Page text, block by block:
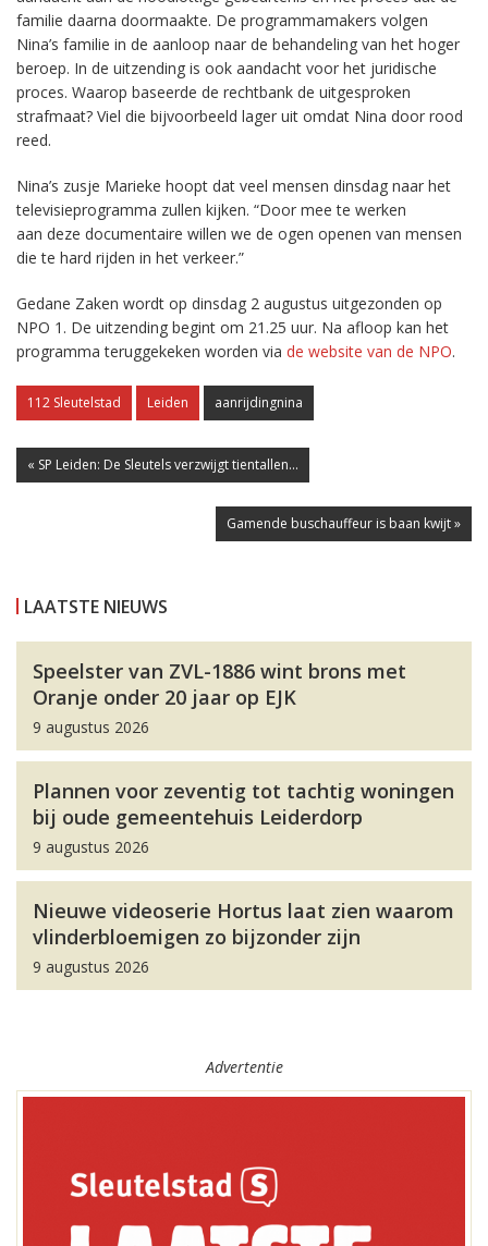
familie daarna doormaakte. De programmamakers volgen
Nina’s familie in de aanloop naar de behandeling van het hoger
beroep. In de uitzending is ook aandacht voor het juridische
proces. Waarop baseerde de rechtbank de uitgesproken
strafmaat? Viel die bijvoorbeeld lager uit omdat Nina door rood
reed.
Nina’s zusje Marieke hoopt dat veel mensen dinsdag naar het
televisieprogramma zullen kijken. “Door mee te werken
aan deze documentaire willen we de ogen openen van mensen
die te hard rijden in het verkeer.”
Gedane Zaken wordt op dinsdag 2 augustus uitgezonden op
NPO 1. De uitzending begint om 21.25 uur. Na afloop kan het
programma teruggekeken worden via de website van de NPO.
112 Sleutelstad Leiden aanrijdingnina
« SP Leiden: De Sleutels verzwijgt tientallen...
Gamende buschauffeur is baan kwijt »
LAATSTE NIEUWS
Speelster van ZVL-1886 wint brons met
Oranje onder 20 jaar op EJK
9 augustus 2026
Plannen voor zeventig tot tachtig woningen
bij oude gemeentehuis Leiderdorp
9 augustus 2026
Nieuwe videoserie Hortus laat zien waarom
vlinderbloemigen zo bijzonder zijn
9 augustus 2026
Advertentie